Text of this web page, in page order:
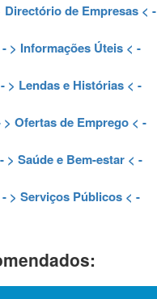
Directório de Empresas< -
- > Informações Úteis< -
- > Lendas e Histórias < -
> Ofertas de Emprego< -
- > Saúde e Bem-estar < -
- > Serviços Públicos < -